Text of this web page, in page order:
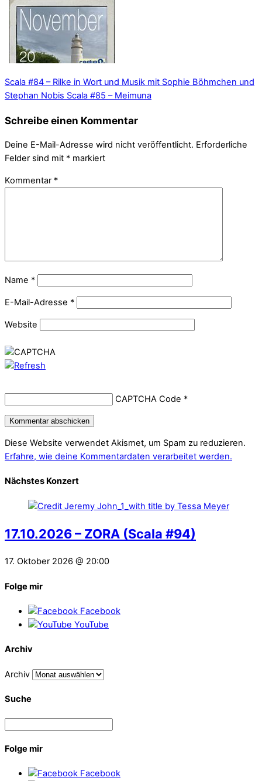
Scala #84 – Rilke in Wort und Musik mit Sophie Böhmchen und
Stephan Nobis Scala #85 – Meimuna
Schreibe einen Kommentar
Deine E-Mail-Adresse wird nicht veröffentlicht. Erforderliche
Felder sind mit * markiert
Kommentar *
Name *
E-Mail-Adresse *
Website
CAPTCHA Code *
Diese Website verwendet Akismet, um Spam zu reduzieren.
Erfahre, wie deine Kommentardaten verarbeitet werden.
Nächstes Konzert
17.10.2026 – ZORA (Scala #94)
17. Oktober 2026 @ 20:00
Folge mir
Facebook
YouTube
Archiv
Archiv
Suche
Folge mir
Facebook